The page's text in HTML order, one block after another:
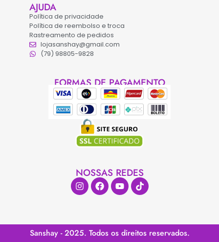
AJUDA
Política de privacidade
Política de reembolso e troca
Rastreamento de pedidos
lojasanshay@gmail.com
(79) 98805-9828
FORMAS DE PAGAMENTO
NOSSAS REDES
Sanshay - 2025. Todos os direitos reservados.